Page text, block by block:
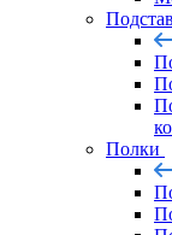
Полки